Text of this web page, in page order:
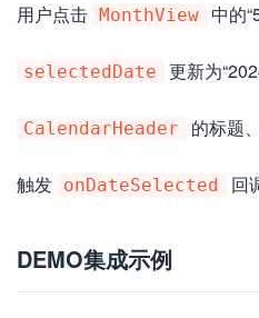
用户点击 MonthView 中的
selectedDate 更新为
CalendarHeader 的标题、
触发 onDateSelected 回
DEMO集成示例